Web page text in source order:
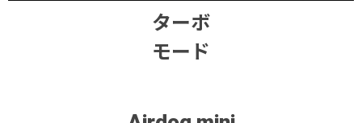
ターボ
モード